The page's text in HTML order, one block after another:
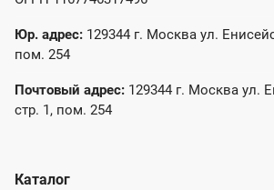
Юр. адрес: 129344 г. Москва ул.
пом. 254
Почтовый адрес: 129344 г. Москва ул.
стр. 1, пом. 254
Каталог